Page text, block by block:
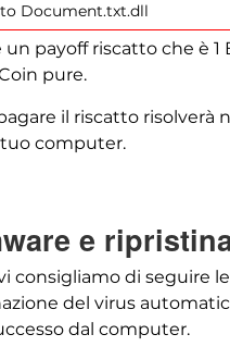
Document.txt.dll
payoff riscatto che è
pure.
il riscatto
tuo computer.
e
consigliamo di seguire
del virus
dal computer.